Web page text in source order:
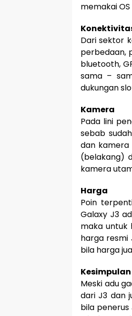
memakai
Dari sektor
perbedaan,
bluetooth,
sama –
dukungan
Kamera
Pada lini
sebab
dan kamera
(belakang)
kamera
Harga
Poin
Galaxy J3
maka untuk
harga resmi
bila harga
Kesimpulan
Meski adu
dari J3 dan
bila